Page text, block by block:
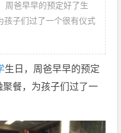
周爸早早的预定好了生
孩子们过了一个很有仪式
生日，周爸早早的预定
餐，为孩子们过了一